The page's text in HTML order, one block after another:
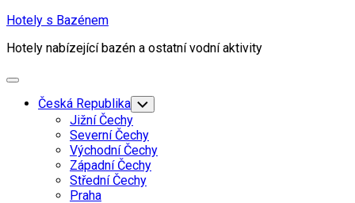
Skip
content
Hotely s Bazénem
Hotely nabízející bazén a ostatní vodní aktivity
Expand
Current
Page
Parent
Česká Republika Toggle
Child
Menu
Jižní Čechy
Severní Čechy
Východní Čechy
Západní Čechy
Střední Čechy
Praha